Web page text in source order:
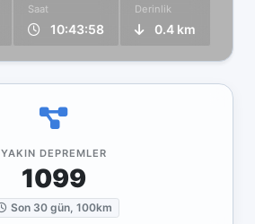
Saat
10:43:58
Derinlik
0.4 km
YAKIN DEPREMLER
1099
Son 30 gün, 100km